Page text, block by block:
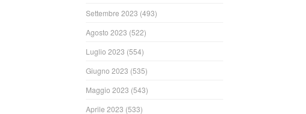
Settembre 2023 (493)
Agosto 2023 (522)
Luglio 2023 (554)
Giugno 2023 (535)
Maggio 2023 (543)
Aprile 2023 (533)